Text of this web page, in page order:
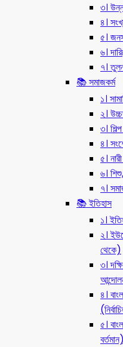
৩।
৪।
৫।
৬।
৭।
📚 সমাজকর্ম
১।
২।
৩।
৪।
৫।
৬।
৭।
📚 ইতিহাস
১।
২।
থেকে)
৩।
৪।
৫।
বর্তমান)